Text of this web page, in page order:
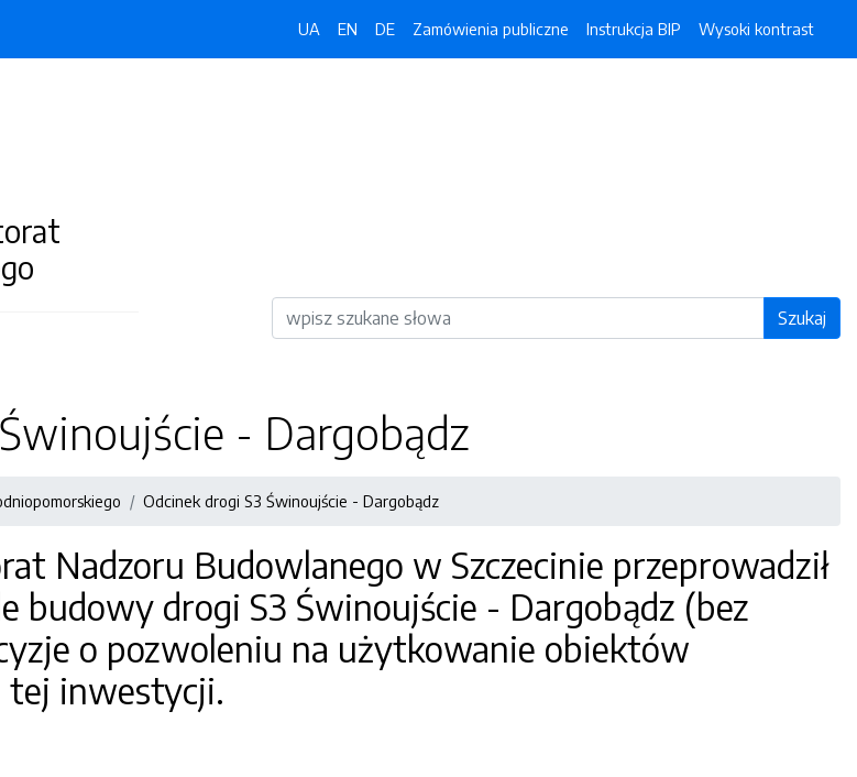
UA EN DE Zamówienia publiczne Instrukcja BIP Wysoki kontrast
Wyszukiwarka Szukaj
- Dargobądz
Odcinek drogi S3 Świnoujście - Dargobądz
Nadzoru Budowlanego w Szczecinie przeprowadził
budowy drogi S3 Świnoujście - Dargobądz (bez
o pozwoleniu na użytkowanie obiektów
tej inwestycji.